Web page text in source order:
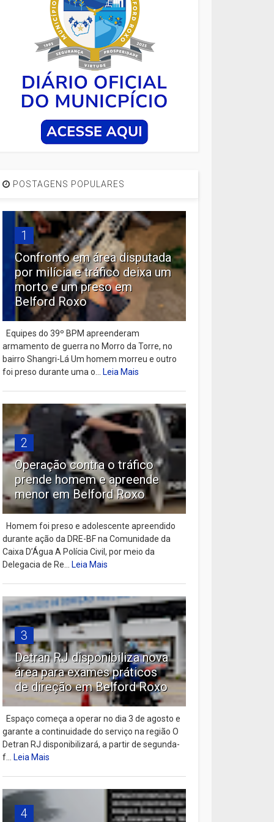
POSTAGENS POPULARES
1
Confronto em área disputada
por milícia e tráfico deixa um
morto e um preso em
Belford Roxo
Equipes do 39º BPM apreenderam
armamento de guerra no Morro da Torre, no
bairro Shangri-Lá Um homem morreu e outro
foi preso durante uma o...Leia Mais
2
Operação contra o tráfico
prende homem e apreende
menor em Belford Roxo
Homem foi preso e adolescente apreendido
durante ação da DRE-BF na Comunidade da
Caixa D’Água A Polícia Civil, por meio da
Delegacia de Re...Leia Mais
3
Detran RJ disponibiliza nova
área para exames práticos
de direção em Belford Roxo
Espaço começa a operar no dia 3 de agosto e
garante a continuidade do serviço na região O
Detran RJ disponibilizará, a partir de segunda-
f...Leia Mais
4